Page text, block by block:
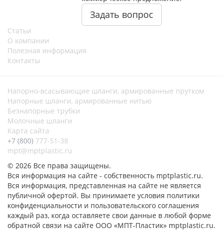
Задать вопрос
Статьи
О компании
Полезная информация
Контакты
Напорно-всасывающие шланги, армированные прутком
Напорные шланги, армированные нитью
Безнапорные трубки
Молочные шланги
Карта сайта
+7 (800) 777-51-38
mpt@mptplastic.ru
© 2026 Все права защищены.
Вся информация на сайте - собственность mptplastic.ru.
Вся информация, представленная на сайте не является
публичной офертой. Вы принимаете условия политики
конфиденциальности и пользовательского соглашения
каждый раз, когда оставляете свои данные в любой форме
обратной связи на сайте ООО «МПТ-Пластик» mptplastic.ru.